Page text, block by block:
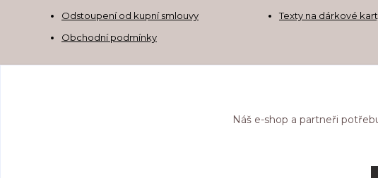
Odstoupení od kupní smlouvy
Obchodní podmínky
Texty na dárkové
Náš e-shop a partneři